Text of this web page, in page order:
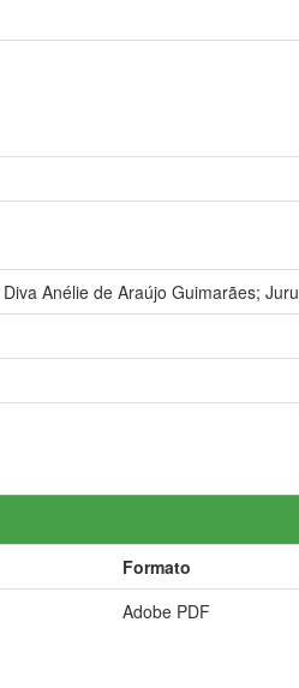
Anélie de Araújo Guimarães;
Formato
Adobe PDF